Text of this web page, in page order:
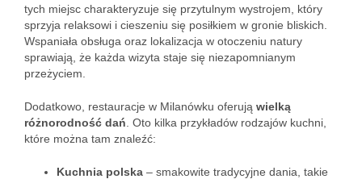
tych miejsc charakteryzuje się przytulnym wystrojem, który
sprzyja relaksowi i cieszeniu się posiłkiem w gronie bliskich.
Wspaniała obsługa oraz lokalizacja w otoczeniu natury
sprawiają, że każda wizyta staje się niezapomnianym
przeżyciem.
Dodatkowo, restauracje w Milanówku oferują wielką
różnorodność dań . Oto kilka przykładów rodzajów kuchni,
które można tam znaleźć:
Kuchnia polska – smakowite tradycyjne dania, takie